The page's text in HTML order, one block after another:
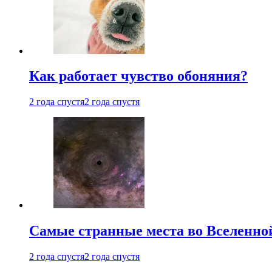
Как работает чувство обоняния?
2 года спустя2 года спустя
Самые странные места во
2 года спустя2 года спустя